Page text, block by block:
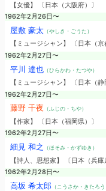
【女優】 〔日本（大阪府）〕
1962年2月26日〜
屋敷 豪太（やしき・ごうた）
【ミュージシャン】 〔日本（京
1962年2月27日〜
平川 達也（ひらかわ・たつや）
【ミュージシャン】 〔日本（
1962年2月27日〜
藤野 千夜 （ふじの・ちや）
【作家】 〔日本（福岡県）〕
1962年2月27日〜
細見 和之 （ほそみ・かずゆき）
【詩人、思想家】 〔日本（兵庫
1962年2月28日〜
高坂 希太郎（こうさか・きたろう